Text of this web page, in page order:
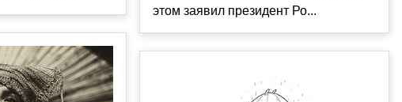
этом заявил президент Ро...